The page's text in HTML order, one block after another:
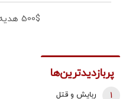
500$ هدیه به کاربران جدید،ثبت نام کن
پربازدیدترین‌ها
ربایش و قتل 1